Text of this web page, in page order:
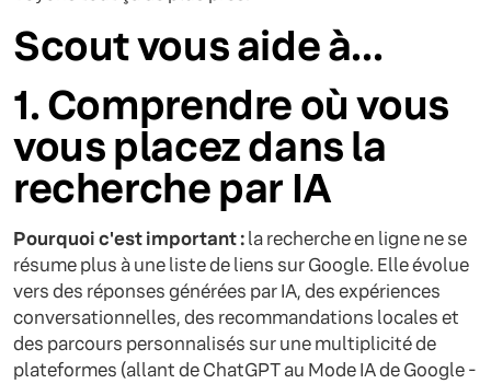
Scout vous aide à...
1. Comprendre où vous
vous placez dans la
recherche par IA
Pourquoi c'est important :la recherche en ligne ne se
résume plus à une liste de liens sur Google. Elle évolue
vers des réponses générées par IA, des expériences
conversationnelles, des recommandations locales et
des parcours personnalisés sur une multiplicité de
plateformes (allant de ChatGPT au Mode IA de Google -